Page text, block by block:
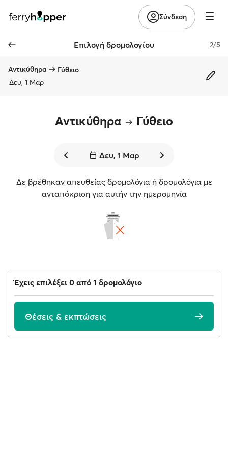
Σύνδεση
Επιλογή δρομολογίου 2/5
Αντικύθηρα
Γύθειο
Δευ, 1 Μαρ
Αντικύθηρα Γύθειο
Δευ, 1 Μαρ
Δε βρέθηκαν απευθείας δρομολόγια ή δρομολόγια με
ανταπόκριση για αυτήν την ημερομηνία
Έχεις επιλέξει 0 από 1 δρομολόγιο
Θέσεις & εκπτώσεις